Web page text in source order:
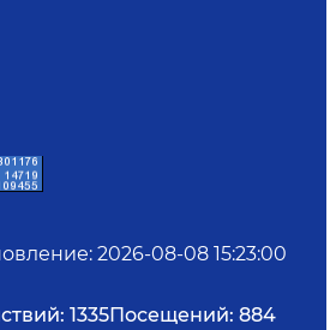
: 2026-08-08 15:23:00
1335Посещений: 884